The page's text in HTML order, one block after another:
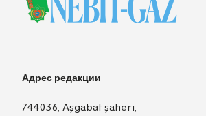
Адрес редакции
744036, Aşgabat şäheri,